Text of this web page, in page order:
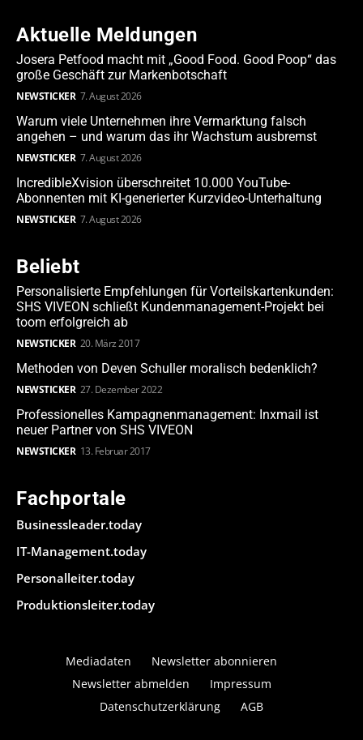
Aktuelle Meldungen
Josera Petfood macht mit „Good Food. Good Poop“ das
große Geschäft zur Markenbotschaft
NEWSTICKER 7. August 2026
Warum viele Unternehmen ihre Vermarktung falsch
angehen – und warum das ihr Wachstum ausbremst
NEWSTICKER 7. August 2026
IncredibleXvision überschreitet 10.000 YouTube-
Abonnenten mit KI-generierter Kurzvideo-Unterhaltung
NEWSTICKER 7. August 2026
Beliebt
Personalisierte Empfehlungen für Vorteilskartenkunden:
SHS VIVEON schließt Kundenmanagement-Projekt bei
toom erfolgreich ab
NEWSTICKER 20. März 2017
Methoden von Deven Schuller moralisch bedenklich?
NEWSTICKER 27. Dezember 2022
Professionelles Kampagnenmanagement: Inxmail ist
neuer Partner von SHS VIVEON
NEWSTICKER 13. Februar 2017
Fachportale
Businessleader.today
IT-Management.today
Personalleiter.today
Produktionsleiter.today
Mediadaten
Newsletter abonnieren
Newsletter abmelden
Impressum
Datenschutzerklärung
AGB